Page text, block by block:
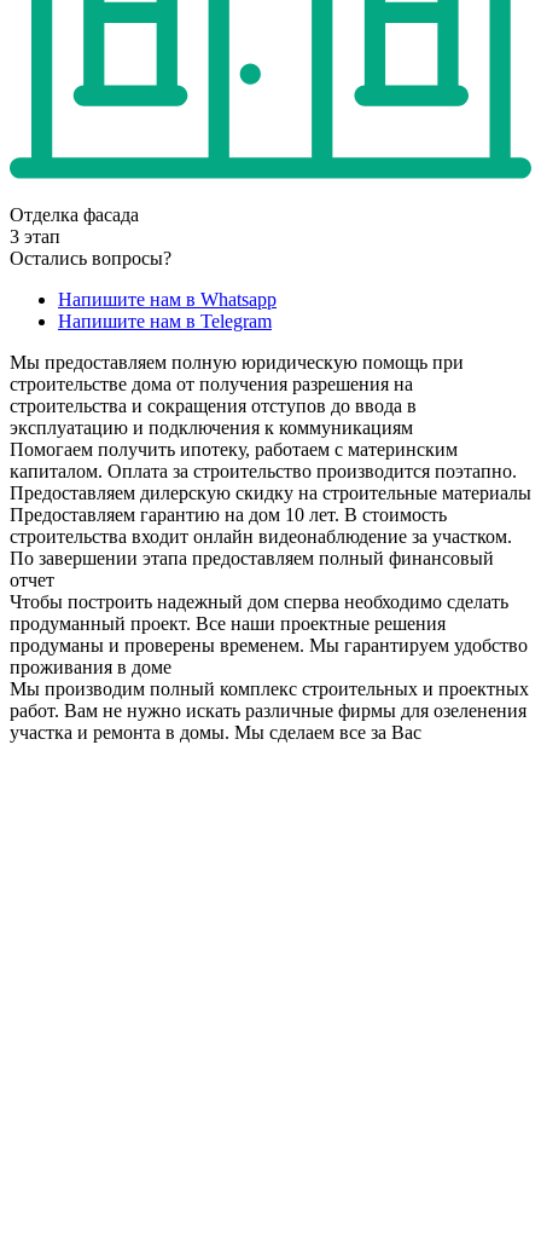
Отделка фасада
3 этап
Остались вопросы?
Напишите нам в Whatsapp
Напишите нам в Telegram
Мы предоставляем полную юридическую помощь при
строительстве дома от получения разрешения на
строительства и сокращения отступов до ввода в
эксплуатацию и подключения к коммуникациям
Помогаем получить ипотеку, работаем с материнским
капиталом. Оплата за строительство производится поэтапно.
Предоставляем дилерскую скидку на строительные материалы
Предоставляем гарантию на дом 10 лет. В стоимость
строительства входит онлайн видеонаблюдение за участком.
По завершении этапа предоставляем полный финансовый
отчет
Чтобы построить надежный дом сперва необходимо сделать
продуманный проект. Все наши проектные решения
продуманы и проверены временем. Мы гарантируем удобство
проживания в доме
Мы производим полный комплекс строительных и проектных
работ. Вам не нужно искать различные фирмы для озеленения
участка и ремонта в домы. Мы сделаем все за Вас